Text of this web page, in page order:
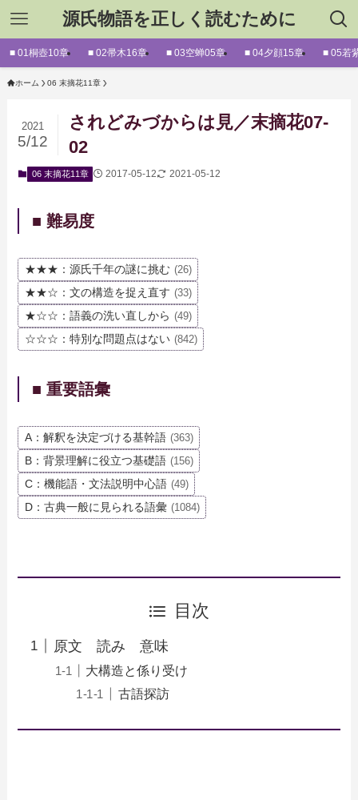
源氏物語を正しく読むために
■ 01桐壺10章 ■ 02帚木16章 ■ 03空蝉05章 ■ 04夕顔15章 ■ 05若
ホーム 06 末摘花11章
されどみづからは見／末摘花07-
02
2021
5/12
06 末摘花11章 2017-05-12 2021-05-12
■ 難易度
★★★：源氏千年の謎に挑む (26)
★★☆：文の構造を捉え直す (33)
★☆☆：語義の洗い直しから (49)
☆☆☆：特別な問題点はない (842)
■ 重要語彙
A：解釈を決定づける基幹語 (363)
B：背景理解に役立つ基礎語 (156)
C：機能語・文法説明中心語 (49)
D：古典一般に見られる語彙 (1084)
目次
原文 読み 意味
大構造と係り受け
古語探訪